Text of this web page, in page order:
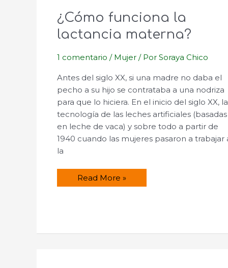
¿Cómo funciona la
lactancia materna?
1 comentario / Mujer / PorSoraya Chico
Antes del siglo XX, si una madre no daba el
pecho a su hijo se contrataba a una nodriza
para que lo hiciera. En el inicio del siglo XX, la
tecnología de las leches artificiales (basadas
en leche de vaca) y sobre todo a partir de
1940 cuando las mujeres pasaron a trabajar
la
¿Cómo
funciona
Read More »